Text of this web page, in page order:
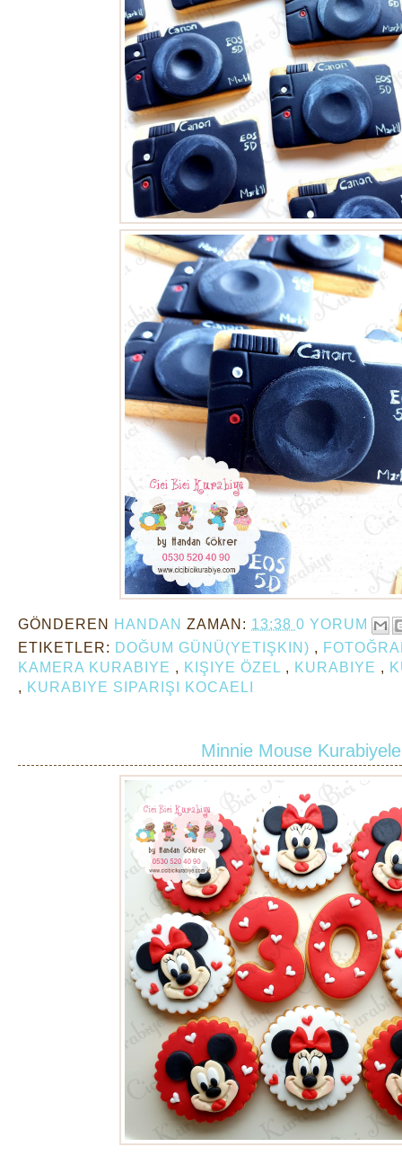
GÖNDEREN HANDAN ZAMAN: 13:38 0 YORUM
ETIKETLER: DOĞUM GÜNÜ(YETIŞKIN) ,
KAMERA KURABIYE , KIŞIYE ÖZEL , KURABIYE ,
, KURABIYE SIPARIŞI KOCAELI
Minnie Mouse